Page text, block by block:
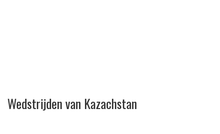
Wedstrijden van Kazachstan